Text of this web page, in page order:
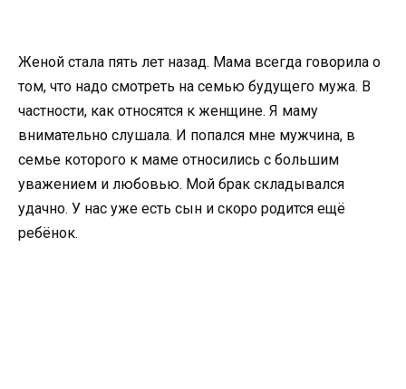
Женой стала пять лет назад. Мама всегда говорила о
том, что надо смотреть на семью будущего мужа. В
частности, как относятся к женщине. Я маму
внимательно слушала. И попался мне мужчина, в
семье которого к маме относились с большим
уважением и любовью. Мой брак складывался
удачно. У нас уже есть сын и скоро родится ещё
ребёнок.